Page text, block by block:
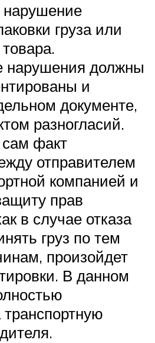
нарушение
груза или
нарушения должны
и
документе,
разногласий.
факт
отправителем
компанией и
прав
в случае отказа
груз по тем
произойдет
В данном
транспортную